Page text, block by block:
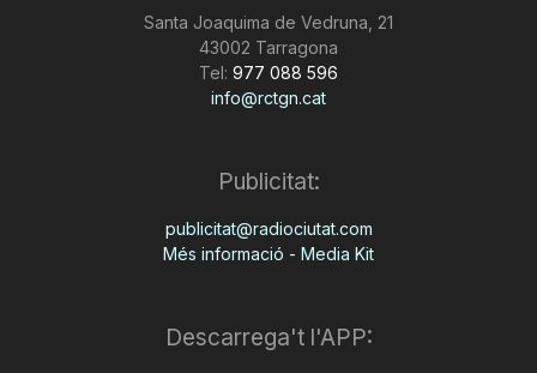
Santa Joaquima de Vedruna, 21
43002 Tarragona
Tel: 977 088 596
info@rctgn.cat
Publicitat:
publicitat@radiociutat.com
Més informació - Media Kit
Descarrega't l'APP: